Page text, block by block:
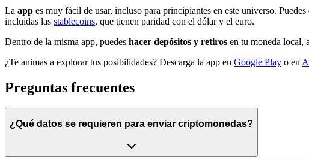
La app es muy fácil de usar, incluso para principiantes en este universo. Puedes
incluidas las stablecoins, que tienen paridad con el dólar y el euro.
Dentro de la misma app, puedes hacer depósitos y retiros en tu moneda local,
¿Te animas a explorar tus posibilidades? Descarga la app en Google Play o en
Preguntas frecuentes
¿Qué datos se requieren para enviar criptomonedas?